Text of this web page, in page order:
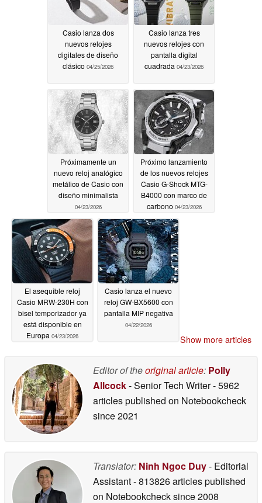
Casio lanza dos
nuevos relojes
digitales de diseño
clásico 04/25/2026
Casio lanza tres
nuevos relojes con
pantalla digital
cuadrada 04/23/2026
Próximamente un
nuevo reloj analógico
metálico de Casio con
diseño minimalista
04/23/2026
Próximo lanzamiento
de los nuevos relojes
Casio G-Shock MTG-
B4000 con marco de
carbono 04/23/2026
El asequible reloj
Casio MRW-230H con
bisel temporizador ya
está disponible en
Europa 04/23/2026
Casio lanza el nuevo
reloj GW-BX5600 con
pantalla MIP negativa
04/22/2026
Show more articles
Editor of theoriginal article: Polly
Allcock- Senior Tech Writer- 5962
articles published on Notebookcheck
since 2021
Translator: Ninh Ngoc Duy- Editorial
Assistant- 813826 articles published
on Notebookchecksince 2008